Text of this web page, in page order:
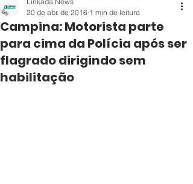
Campina: Motorista parte
para cima da Polícia após ser
flagrado dirigindo sem
habilitação
20 de abr. de 2016 1 min de leitura